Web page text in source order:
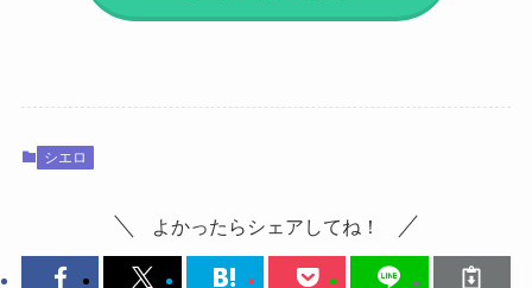
シエロ
よかったらシェアしてね！